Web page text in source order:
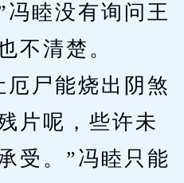
睦没有询问王
不清楚。
尸能烧出阴煞
片呢，些许未
受。”冯睦只能